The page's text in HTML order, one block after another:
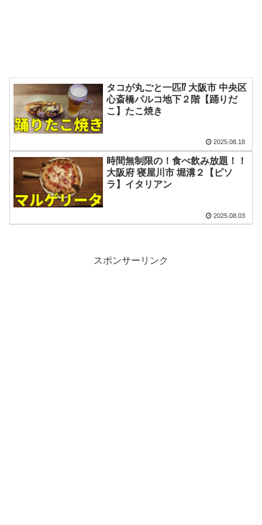
タコが丸ごと一匹⁉ 大阪市 中央区
心斎橋パルコ地下２階【踊りだ
こ】たこ焼き
2025.08.18
時間無制限の！食べ飲み放題！！
大阪府 寝屋川市 堀溝２【ピソ
ラ】イタリアン
2025.08.03
スポンサーリンク